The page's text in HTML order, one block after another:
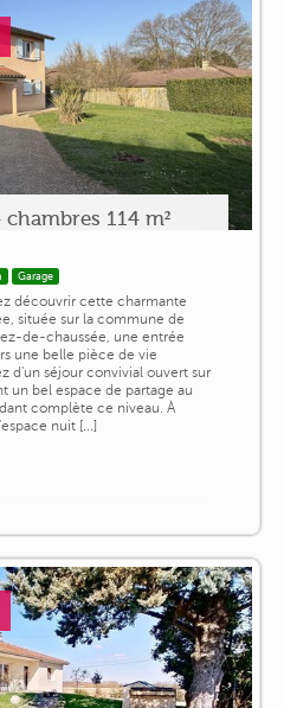
114 m²
Garage
découvrir cette charmante
située sur la commune de
de-chaussée, une entrée
une belle pièce de vie
d'un séjour convivial ouvert sur
un bel espace de partage au
complète ce niveau. À
nuit [...]